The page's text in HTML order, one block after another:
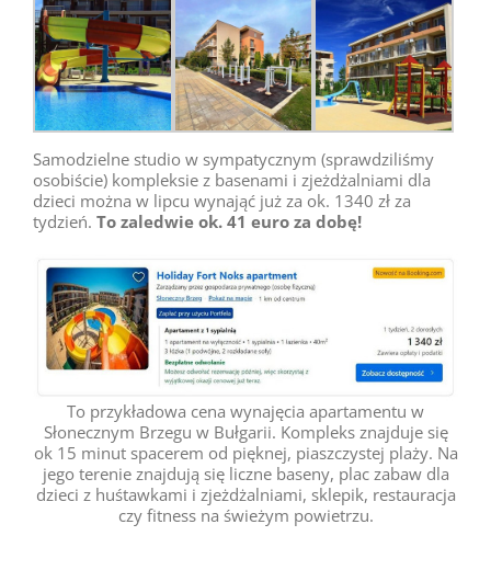
Samodzielne studio w sympatycznym (sprawdziliśmy
osobiście) kompleksie z basenami i zjeżdżalniami dla
dzieci można w lipcu wynająć już za ok. 1340 zł za
tydzień. To zaledwie ok. 41 euro za dobę!
To przykładowa cena wynajęcia apartamentu w
Słonecznym Brzegu w Bułgarii. Kompleks znajduje się
ok 15 minut spacerem od pięknej, piaszczystej plaży. Na
jego terenie znajdują się liczne baseny, plac zabaw dla
dzieci z huśtawkami i zjeżdżalniami, sklepik, restauracja
czy fitness na świeżym powietrzu.